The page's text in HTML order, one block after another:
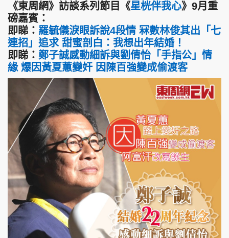
《東周網》訪談系列節目《星桄伴我心》9月重
磅嘉賓：
即睇： 羅毓儀淚眼訴說4段情 冧數林俊其出「七
連招」追求 甜蜜剖白：我想出年結婚！
即睇： 鄭子誠感動細訴與劉倩怡「手指公」情
緣 爆因黃夏蕙變奸 因陳百強變成偷渡客